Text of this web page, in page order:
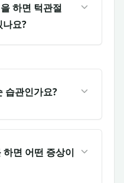
하면 턱관절
나요?
습관인가요?
면 어떤 증상이